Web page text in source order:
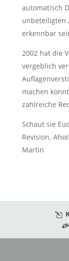
automatisch
unbeteiligten
erkennbar
2002 hat die
vergeblich
machen
zahlreiche
Schaut sie
Revision. Ahoi!
Martin